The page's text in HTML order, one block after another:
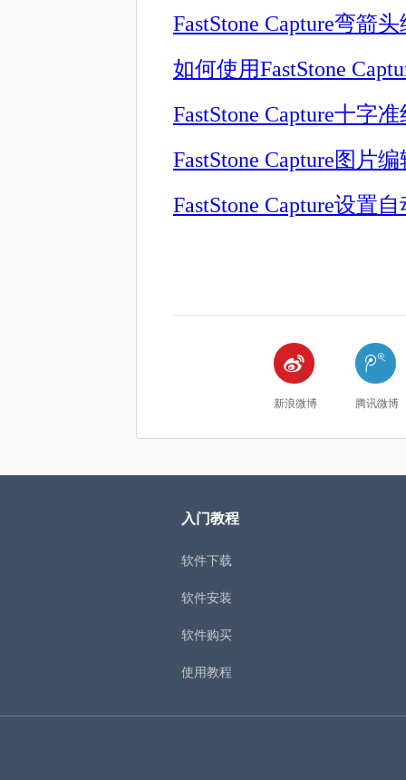
FastStone Capture弯箭
如何使用FastStone
FastStone Capture十字
FastStone Capture图片
FastStone Capture设置

新浪微博

腾讯微博
入门教程
软件下载
软件安装
软件购买
使用教程